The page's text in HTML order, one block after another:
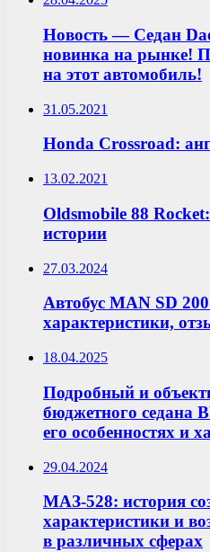
Новость — Седан
новинка на рынке!
на этот автомобиль!
31.05.2021
Honda Crossroad:
13.02.2021
Oldsmobile 88
истории
27.03.2024
Автобус MAN SD
характеристики,
18.04.2025
Подробный и
бюджетного седана
его особенностях и
29.04.2024
МАЗ-528: история
характеристики и
в различных сферах